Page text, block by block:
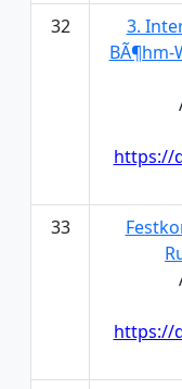
32
3.
https://
33
https://